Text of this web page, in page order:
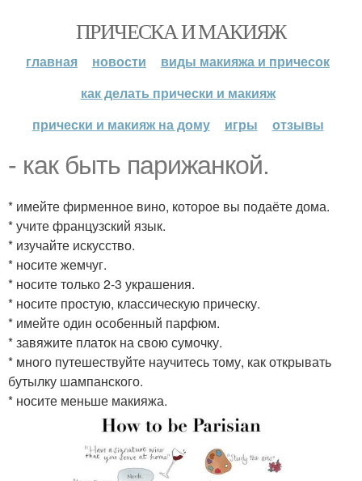
ПРИЧЕСКА И МАКИЯЖ
главная новости
виды макияжа и причесок
как делать прически и макияж
прически и макияж на дому
игры отзывы
- как быть парижанкой.
* имейте фирменное вино, которое вы подаёте дома.
* учите французский язык.
* изучайте искусство.
* носите жемчуг.
* носите только 2-3 украшения.
* носите простую, классическую прическу.
* имейте один особенный парфюм.
* завяжите платок на свою сумочку.
* много путешествуйте научитесь тому, как открывать
бутылку шампанского.
* носите меньше макияжа.